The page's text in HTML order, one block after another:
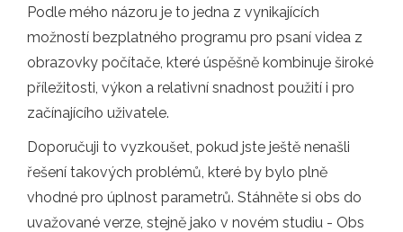
Podle mého názoru je to jedna z vynikajících
možností bezplatného programu pro psaní videa z
obrazovky počítače, které úspěšně kombinuje široké
příležitosti, výkon a relativní snadnost použití i pro
začínajícího uživatele.
Doporučuji to vyzkoušet, pokud jste ještě nenašli
řešení takových problémů, které by bylo plně
vhodné pro úplnost parametrů. Stáhněte si obs do
uvažované verze, stejně jako v novém studiu - Obs